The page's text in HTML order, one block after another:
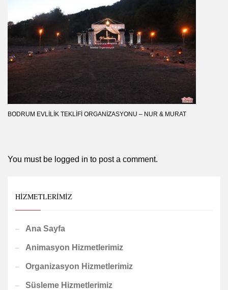
BODRUM EVLILIK TEKLIFI ORGANIZASYONU – NUR & MURAT
You must be logged in to post a comment.
HIZMETLERIMIZ
Ana Sayfa
Animasyon Hizmetlerimiz
Organizasyon Hizmetlerimiz
Süsleme Hizmetlerimiz